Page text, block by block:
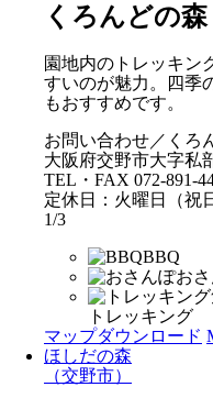
くろんどの森
園地内のトレッキン
すいのが魅力。四季
もおすすめです。
お問い合わせ／くろ
大阪府交野市大字私
TEL・FAX 072-891-
定休日：火曜日（祝
1/3
BBQ
お
トレッキング
マップダウンロード
ほしだの森
（交野市）